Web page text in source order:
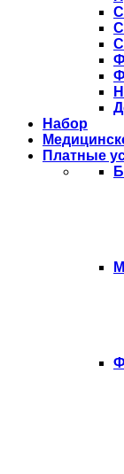
Набор
Платные